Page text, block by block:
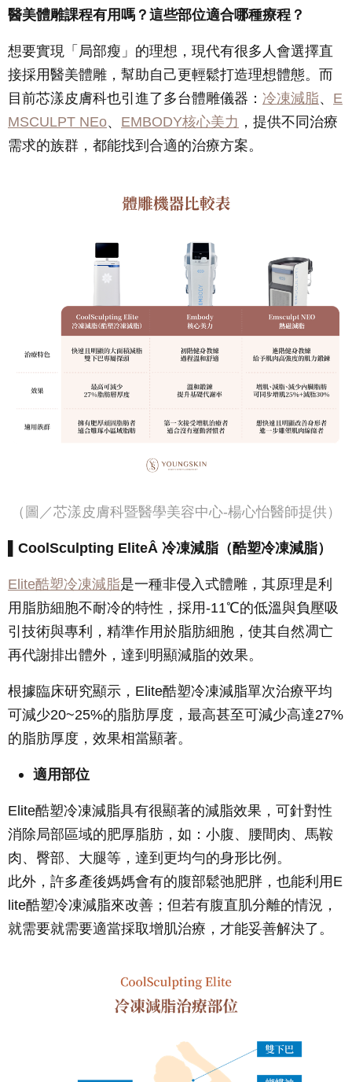
醫美體雕課程有用嗎？這些部位適合哪種療程？
想要實現「局部瘦」的理想，現代有很多人會選擇直
接採用醫美體雕，幫助自己更輕鬆打造理想體態。而
目前芯漾皮膚科也引進了多台體雕儀器： 冷凍減脂、 E
MSCULPT NEo、 EMBODY核心美力 ，提供不同治療
需求的族群，都能找到合適的治療方案。
（圖／芯漾皮膚科暨醫學美容中心-楊心怡醫師提供）
▌CoolSculpting EliteÂ 冷凍減脂（酷塑冷凍減脂）
Elite酷塑冷凍減脂是一種非侵入式體雕，其原理是利
用脂肪細胞不耐冷的特性，採用-11℃的低溫與負壓吸
引技術與專利，精準作用於脂肪細胞，使其自然凋亡
再代謝排出體外，達到明顯減脂的效果。
根據臨床研究顯示，Elite酷塑冷凍減脂單次治療平均
可減少20~25%的脂肪厚度，最高甚至可減少高達27%
的脂肪厚度，效果相當顯著。
適用部位
Elite酷塑冷凍減脂具有很顯著的減脂效果，可針對性
消除局部區域的肥厚脂肪，如：小腹、腰間肉、馬鞍
肉、臀部、大腿等，達到更均勻的身形比例。
此外，許多產後媽媽會有的腹部鬆弛肥胖，也能利用E
lite酷塑冷凍減脂來改善；但若有腹直肌分離的情況，
就需要就需要適當採取增肌治療，才能妥善解決了。